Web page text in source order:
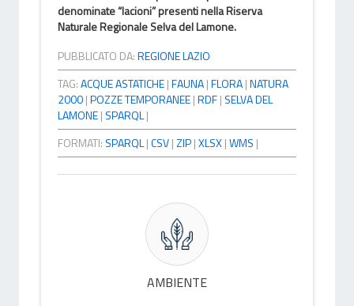
denominate “lacioni” presenti nella Riserva
Naturale Regionale Selva del Lamone.
PUBBLICATO DA:REGIONE LAZIO
TAG:ACQUE ASTATICHE|FAUNA|FLORA|NATURA
2000|POZZE TEMPORANEE|RDF| SELVA DEL
LAMONE| SPARQL|
FORMATI: SPARQL|CSV|ZIP|XLSX|WMS |
AMBIENTE